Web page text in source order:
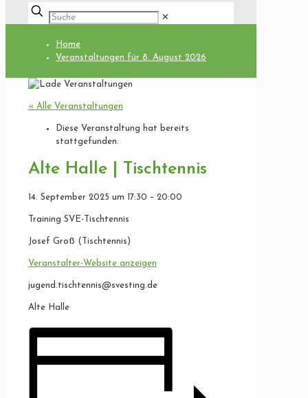
✕
Home
Veranstaltungen für 8. August 2026
« Alle Veranstaltungen
Diese Veranstaltung hat bereits
stattgefunden.
Alte Halle | Tischtennis
14. September 2025 um 17:30 – 20:00
Training SVE-Tischtennis
Josef Groß (Tischtennis)
Veranstalter-Website anzeigen
jugend.tischtennis@svesting.de
Alte Halle